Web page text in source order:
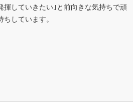
揮していきたい｣と前向きな気持ちで頑
しています。